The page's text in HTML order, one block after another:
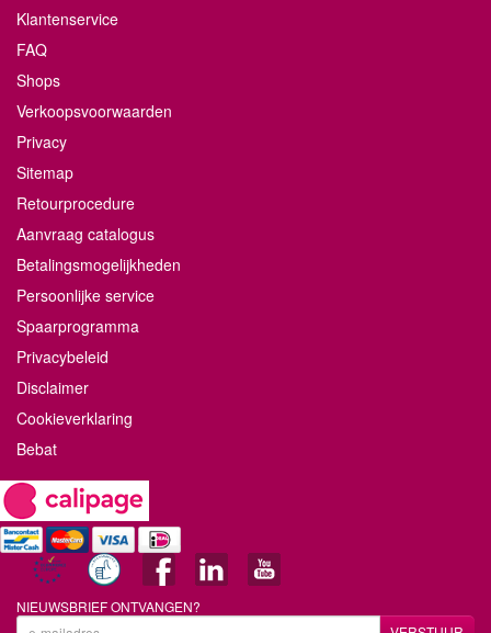
Klantenservice
FAQ
Shops
Verkoopsvoorwaarden
Privacy
Sitemap
Retourprocedure
Aanvraag catalogus
Betalingsmogelijkheden
Persoonlijke service
Spaarprogramma
Privacybeleid
Disclaimer
Cookieverklaring
Bebat
NIEUWSBRIEF ONTVANGEN?